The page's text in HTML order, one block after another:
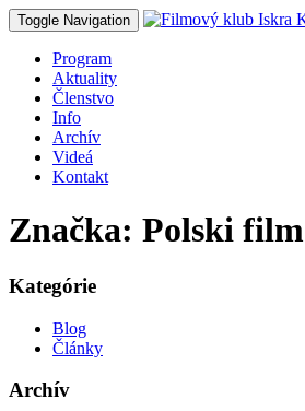
Toggle Navigation
Program
Aktuality
Členstvo
Info
Archív
Videá
Kontakt
Značka: Polski film
Kategórie
Blog
Články
Archív